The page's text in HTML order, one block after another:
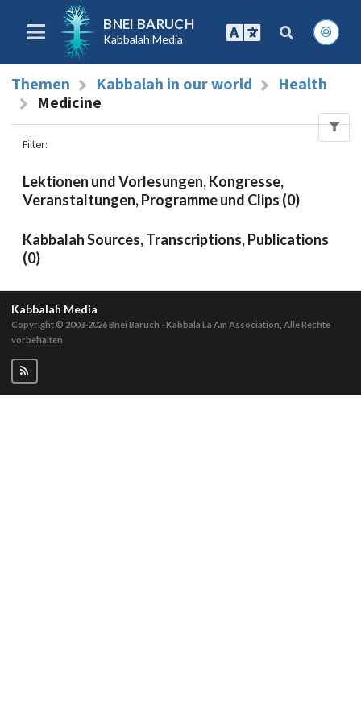
BNEI BARUCH
Kabbalah Media
Themen Kabbalah in our world
Health
Medicine
Filter:
Lektionen und Vorlesungen, Kongresse,
Veranstaltungen, Programme und Clips (0)
Kabbalah Sources, Transcriptions, Publications
(0)
Kabbalah Media
Copyright © 2003-2026Bnei Baruch - Kabbala La Am Association, Alle Rechte
vorbehalten